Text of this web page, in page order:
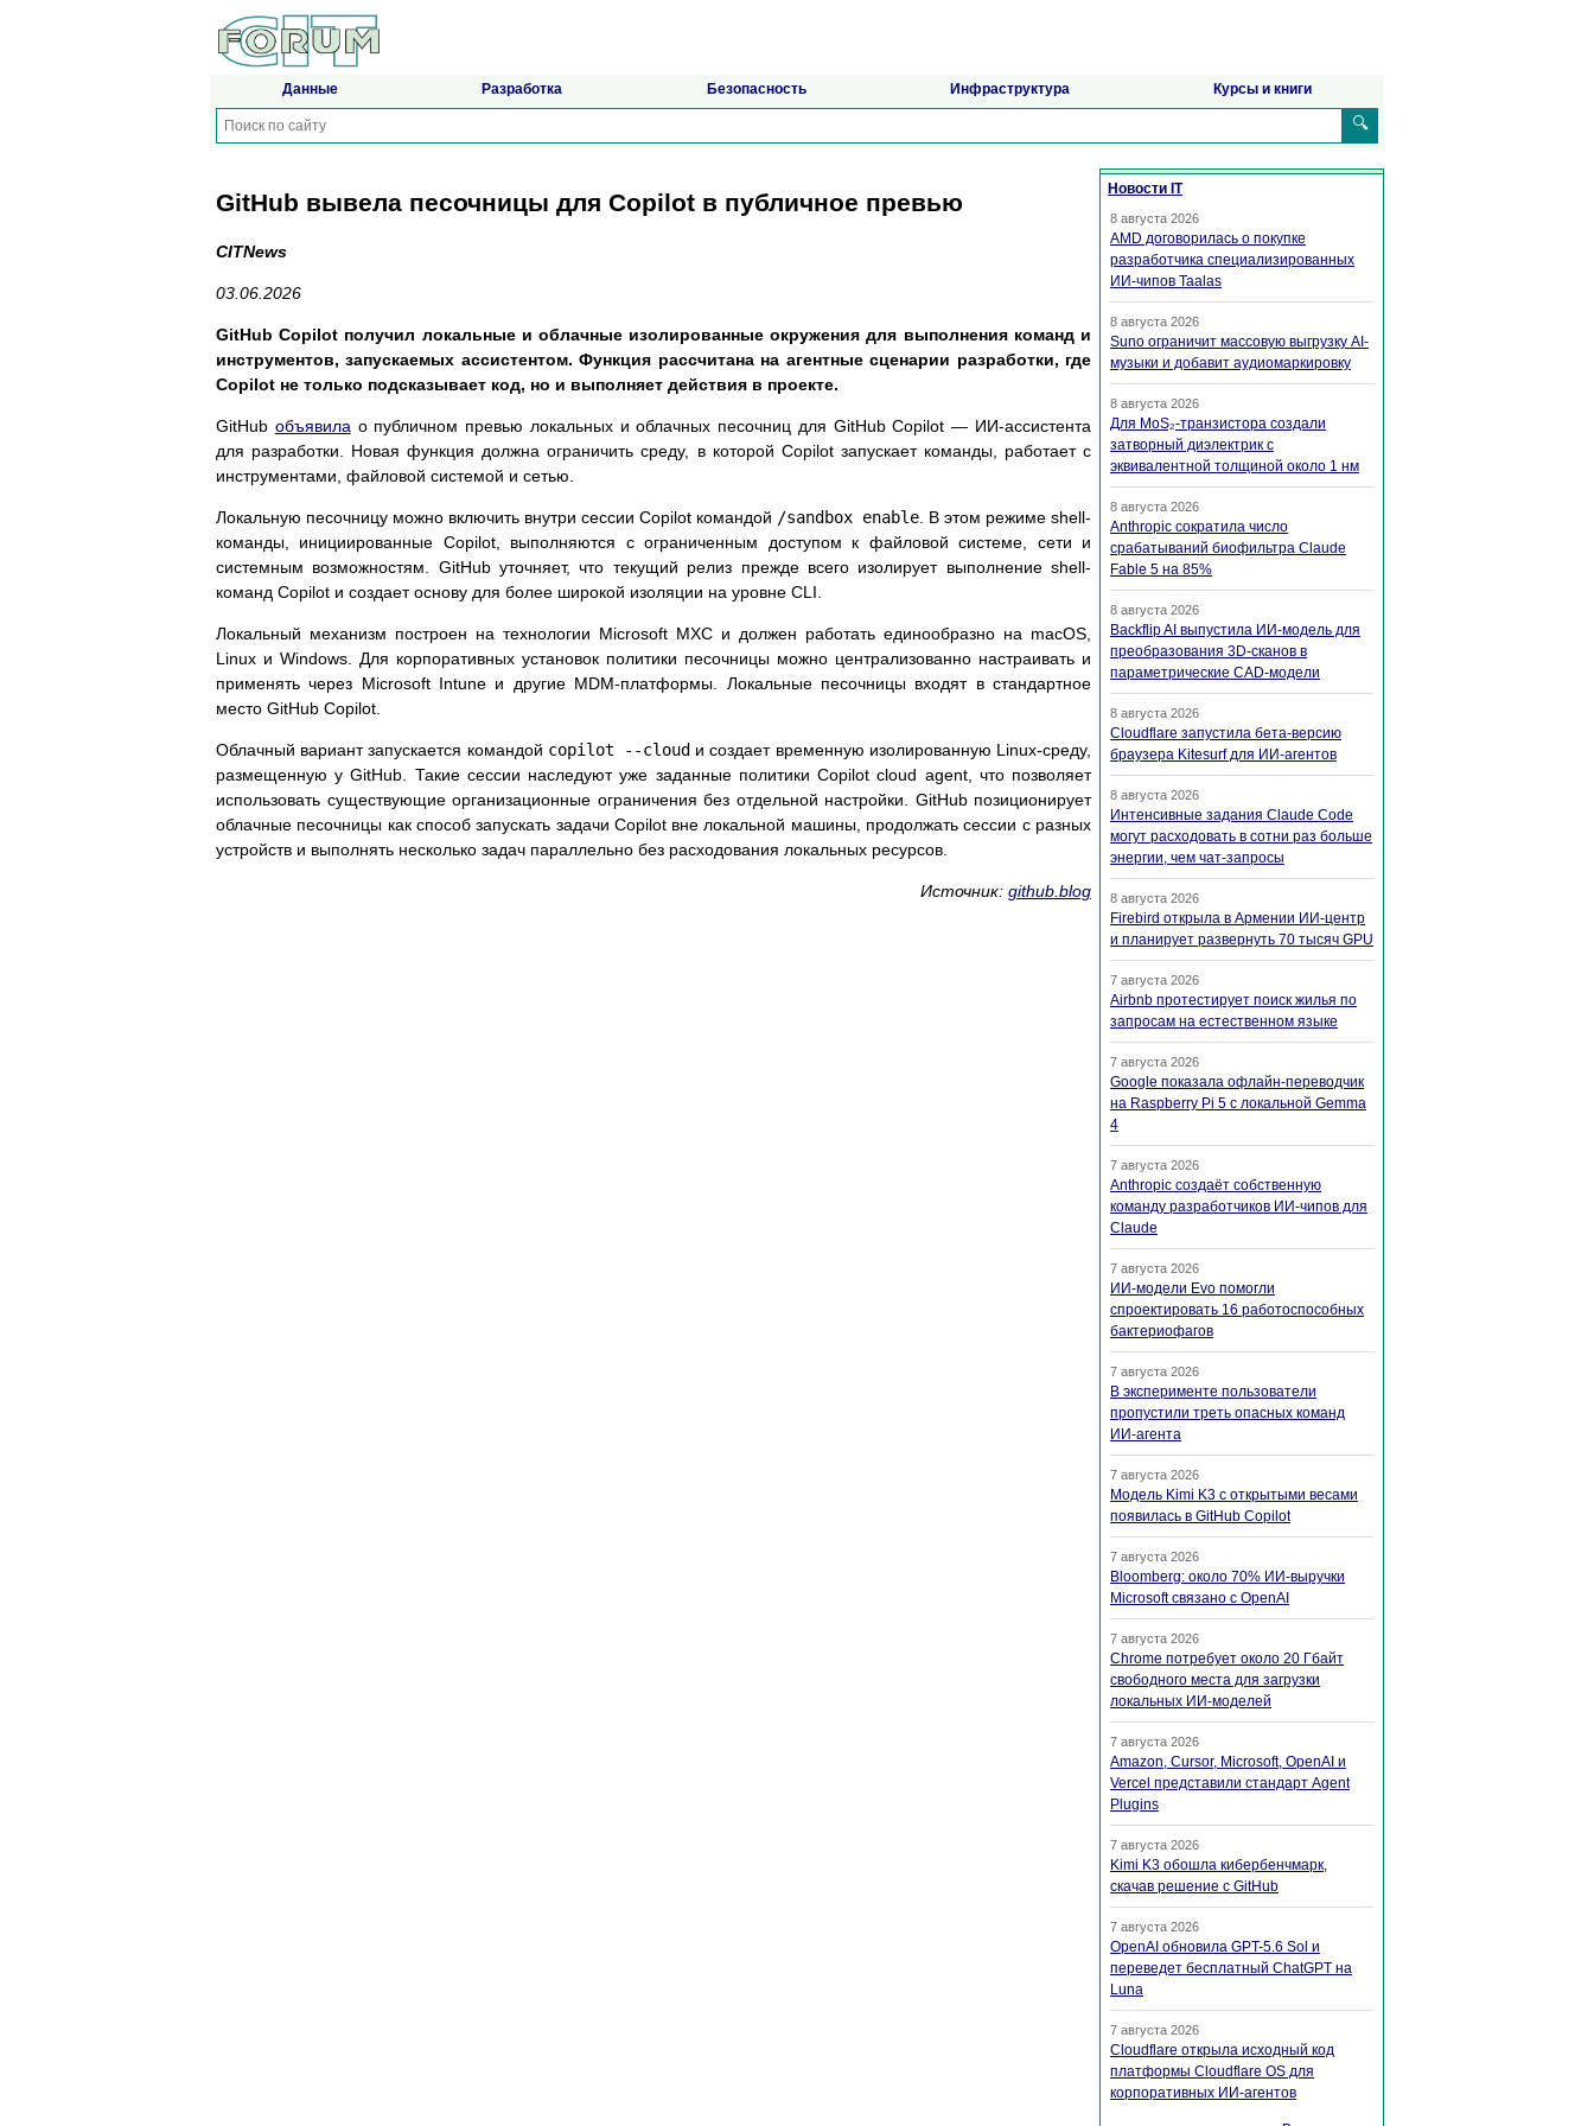
Данные Разработка Безопасность Инфраструктура Курсы и книги
🔍
GitHub вывела песочницы для Copilot в публичное превью
CITNews
03.06.2026
GitHub Copilot получил локальные и облачные изолированные окружения для выполнения команд и
инструментов, запускаемых ассистентом. Функция рассчитана на агентные сценарии разработки, где
Copilot не только подсказывает код, но и выполняет действия в проекте.
GitHub объявила о публичном превью локальных и облачных песочниц для GitHub Copilot — ИИ-ассистента
для разработки. Новая функция должна ограничить среду, в которой Copilot запускает команды, работает с
инструментами, файловой системой и сетью.
Локальную песочницу можно включить внутри сессии Copilot командой /sandbox enable . В этом режиме shell-
команды, инициированные Copilot, выполняются с ограниченным доступом к файловой системе, сети и
системным возможностям. GitHub уточняет, что текущий релиз прежде всего изолирует выполнение shell-
команд Copilot и создает основу для более широкой изоляции на уровне CLI.
Локальный механизм построен на технологии Microsoft MXC и должен работать единообразно на macOS,
Linux и Windows. Для корпоративных установок политики песочницы можно централизованно настраивать и
применять через Microsoft Intune и другие MDM-платформы. Локальные песочницы входят в стандартное
место GitHub Copilot.
Облачный вариант запускается командой copilot --cloud и создает временную изолированную Linux-среду,
размещенную у GitHub. Такие сессии наследуют уже заданные политики Copilot cloud agent, что позволяет
использовать существующие организационные ограничения без отдельной настройки. GitHub позиционирует
облачные песочницы как способ запускать задачи Copilot вне локальной машины, продолжать сессии с разных
устройств и выполнять несколько задач параллельно без расходования локальных ресурсов.
Источник: github.blog
Новости IT
8 августа 2026
AMD договорилась о покупке
разработчика специализированных
ИИ-чипов Taalas
8 августа 2026
Suno ограничит массовую выгрузку AI-
музыки и добавит аудиомаркировку
8 августа 2026
Для MoS₂-транзистора создали
затворный диэлектрик с
эквивалентной толщиной около 1 нм
8 августа 2026
Anthropic сократила число
срабатываний биофильтра Claude
Fable 5 на 85%
8 августа 2026
Backflip AI выпустила ИИ-модель для
преобразования 3D-сканов в
параметрические CAD-модели
8 августа 2026
Cloudflare запустила бета-версию
браузера Kitesurf для ИИ-агентов
8 августа 2026
Интенсивные задания Claude Code
могут расходовать в сотни раз больше
энергии, чем чат-запросы
8 августа 2026
Firebird открыла в Армении ИИ-центр
и планирует развернуть 70 тысяч GPU
7 августа 2026
Airbnb протестирует поиск жилья по
запросам на естественном языке
7 августа 2026
Google показала офлайн-переводчик
на Raspberry Pi 5 с локальной Gemma
4
7 августа 2026
Anthropic создаёт собственную
команду разработчиков ИИ-чипов для
Claude
7 августа 2026
ИИ-модели Evo помогли
спроектировать 16 работоспособных
бактериофагов
7 августа 2026
В эксперименте пользователи
пропустили треть опасных команд
ИИ-агента
7 августа 2026
Модель Kimi K3 с открытыми весами
появилась в GitHub Copilot
7 августа 2026
Bloomberg: около 70% ИИ-выручки
Microsoft связано с OpenAI
7 августа 2026
Chrome потребует около 20 Гбайт
свободного места для загрузки
локальных ИИ-моделей
7 августа 2026
Amazon, Cursor, Microsoft, OpenAI и
Vercel представили стандарт Agent
Plugins
7 августа 2026
Kimi K3 обошла кибербенчмарк,
скачав решение с GitHub
7 августа 2026
OpenAI обновила GPT-5.6 Sol и
переведет бесплатный ChatGPT на
Luna
7 августа 2026
Cloudflare открыла исходный код
платформы Cloudflare OS для
корпоративных ИИ-агентов